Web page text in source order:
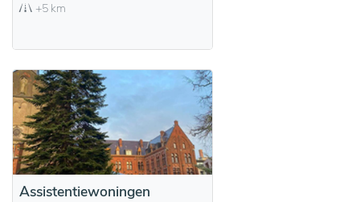
+5 km
Assistentiewoningen